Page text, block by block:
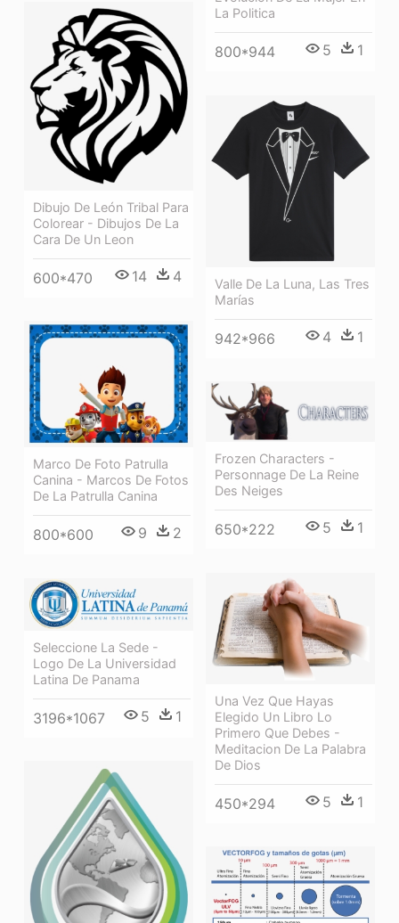
La Politica
800*944 5 1
Dibujo De León Tribal Para
Colorear - Dibujos De La
Cara De Un Leon
600*470 14 4
Valle De La Luna, Las Tres
Marías
942*966 4 1
Marco De Foto Patrulla
Canina - Marcos De Fotos
De La Patrulla Canina
800*600 9 2
Frozen Characters -
Personnage De La Reine
Des Neiges
650*222 5 1
Una Vez Que Hayas
Elegido Un Libro Lo
Primero Que Debes -
Meditacion De La Palabra
De Dios
450*294 5 1
Seleccione La Sede -
Logo De La Universidad
Latina De Panama
3196*1067 5 1